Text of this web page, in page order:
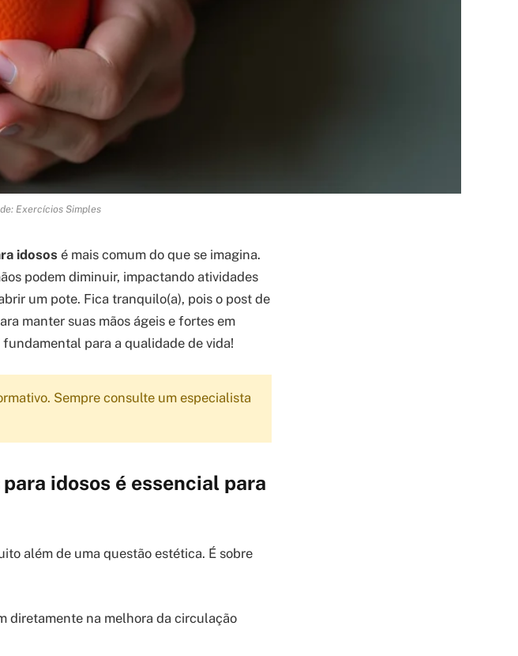
Exercícios Simples
idosos é mais comum do que se imagina.
podem diminuir, impactando atividades
um pote. Fica tranquilo(a), pois o post de
manter suas mãos ágeis e fortes em
para a qualidade de vida!
Sempre consulte um especialista
idosos é essencial para
além de uma questão estética. É sobre
diretamente na melhora da circulação